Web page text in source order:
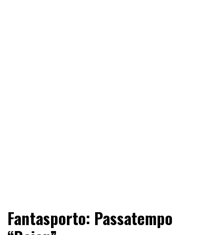
Central Comics
Fantasporto: Passatempo